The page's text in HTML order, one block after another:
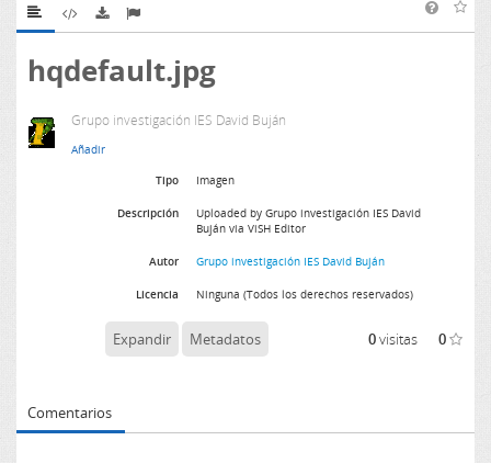
hqdefault.jpg
Grupo investigación IES David Buján
Tipo Imagen
Descripción
Uploaded by Grupo investigación IES David
Buján via ViSH Editor
Autor Grupo investigación IES David Buján
Licencia Ninguna (Todos los derechos reservados)
Expandir Metadatos 0visitas 0
Comentarios